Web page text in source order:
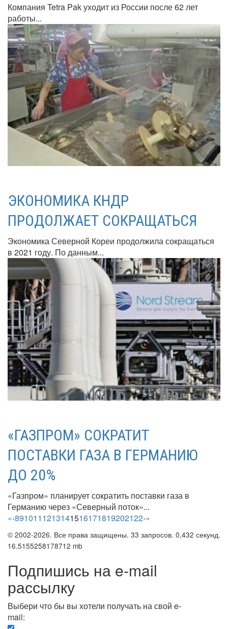
Компания Tetra Pak уходит из России после 62 лет
работы...
ЭКОНОМИКА КНДР
ПРОДОЛЖАЕТ СОКРАЩАТЬСЯ
Экономика Северной Кореи продолжила сокращаться
в 2021 году. По данным...
«ГАЗПРОМ» СОКРАТИТ
ПОСТАВКИ ГАЗА В ГЕРМАНИЮ
ДО 20%
«Газпром» планирует сократить поставки газа в
Германию через «Северный поток»...
«‹8910111213141516171819202122›»
© 2002-2026. Все права защищены. 33 запросов. 0,432 секунд.
16.5155258178712 mb
Подпишись на e-mail
рассылку
Выбери что бы вы хотели получать на свой e-
mail: